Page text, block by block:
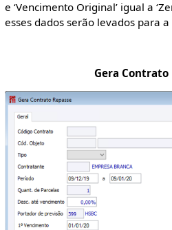
e ‘Vencimento Original’ igual a
esses dados serão levados para
Gera Contrato